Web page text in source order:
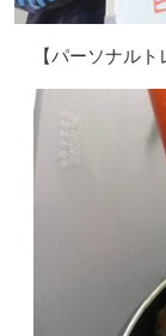
【パーソナル